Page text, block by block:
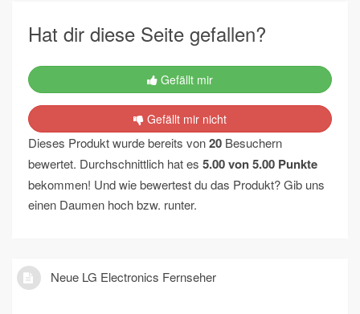
Hat dir diese Seite gefallen?
Gefällt mir
Gefällt mir nicht
Dieses Produkt wurde bereits von20 Besuchern
bewertet. Durchschnittlich hat es 5.00von5.00 Punkte
bekommen! Und wie bewertest du das Produkt? Gib uns
einen Daumen hoch bzw. runter.
Neue LG Electronics Fernseher